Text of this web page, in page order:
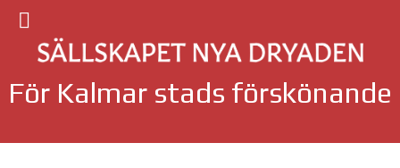
För Kalmar stads förskönande